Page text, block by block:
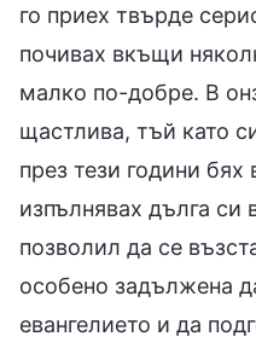
го приех твърде
почивах вкъщи
малко по-добре. В
щастлива, тъй като
през тези години бях
изпълнявах дълга си
позволил да се
особено задължена
евангелието и да